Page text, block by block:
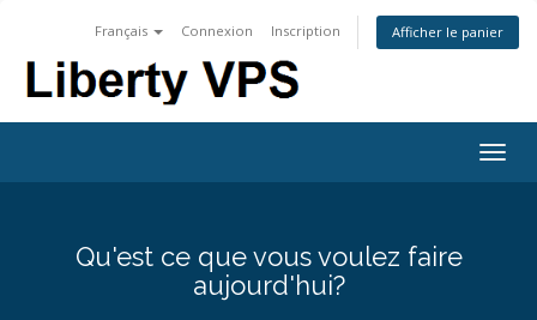
Français Connexion Inscription Afficher le panier
Qu'est ce que vous voulez faire
aujourd'hui?